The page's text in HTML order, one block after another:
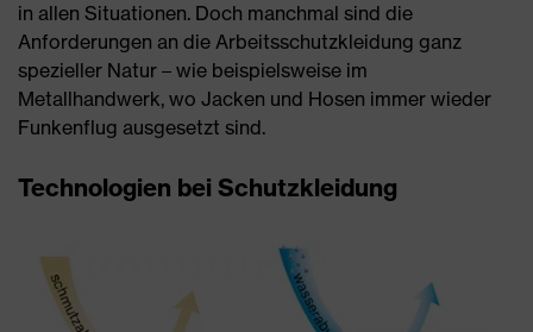
in allen Situationen. Doch manchmal sind die
Anforderungen an die Arbeitsschutzkleidung ganz
spezieller Natur – wie beispielsweise im
Metallhandwerk, wo Jacken und Hosen immer wieder
Funkenflug ausgesetzt sind.
Technologien bei Schutzkleidung